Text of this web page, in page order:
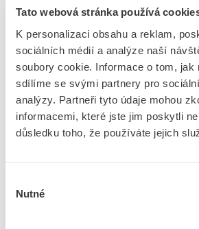
Tato webová stránka používá
K personalizaci obsahu a reklam,
sociálních médií a analýze naší
soubory cookie. Informace o tom, jak
sdílíme se svými partnery pro
analýzy. Partneři tyto údaje mohou
informacemi, které jste jim poskytli
důsledku toho, že používáte jejich
souhlasu
Nutné
Přidat k porovnání
MUNOS Přívod
5P/400V/16A krytka
F5G1,5)
EAN